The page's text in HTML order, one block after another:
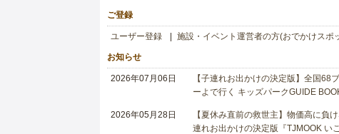
ご登録
ユーザー登録 施設・イベント運営者の方(おでかけスポ
お知らせ
2026年07月06日
【子連れお出かけの決定版】全国68
ーよで行く キッズパークGUIDE
2026年05月28日
【夏休み直前の救世主】物価高に負
連れお出かけの決定版『TJMOOK い